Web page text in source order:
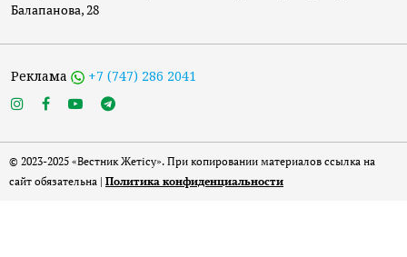
Балапанова, 28
Реклама +7 (747) 286 2041
© 2023-2025 «Вестник Жетісу». При копировании материалов ссылка на
сайт обязательна | Политика конфиденциальности